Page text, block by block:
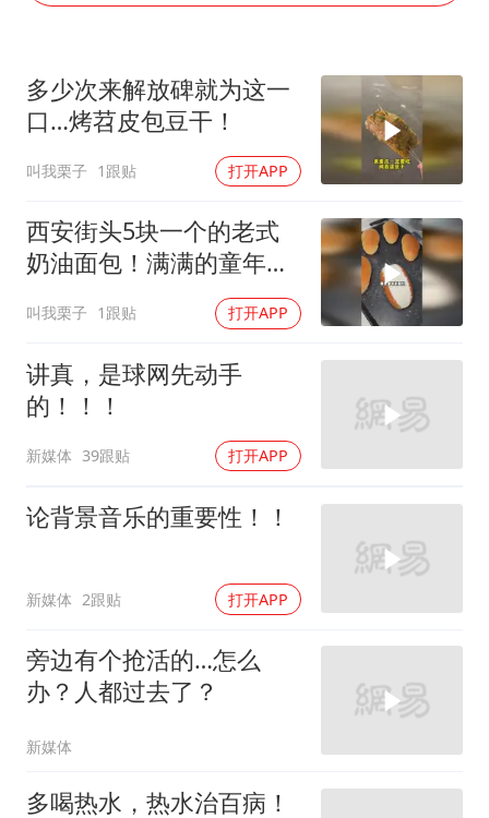
胡彦斌韩磊 谁帮谁
夯实基础开新局
多少次来解放碑就为这一
口…烤苕皮包豆干！
叫我栗子 1跟贴 打开APP
西安街头5块一个的老式
奶油面包！满满的童年回
叫我栗子 1跟贴 打开APP
讲真，是球网先动手
的！！！
新媒体 39跟贴 打开APP
论背景音乐的重要性！！
新媒体 2跟贴 打开APP
旁边有个抢活的…怎么
办？人都过去了？
新媒体
多喝热水，热水治百病！